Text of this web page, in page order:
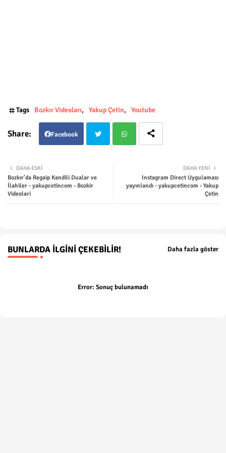
Tags Bozkır Videoları Yakup Çetin Youtube
Facebook
ter
DAHA YENI
Instagram Direct Uygulaması
yayınlandı - yakupcetincom - Yakup
Çetin
DAHA ESKI
Bozkır'da Regaip Kandili Dualar ve
İlahiler - yakupcetincom - Bozkir
Videolari
BUNLARDA İLGINI ÇEKEBILIR! Daha fazla göster
Error: Sonuç bulunamadı